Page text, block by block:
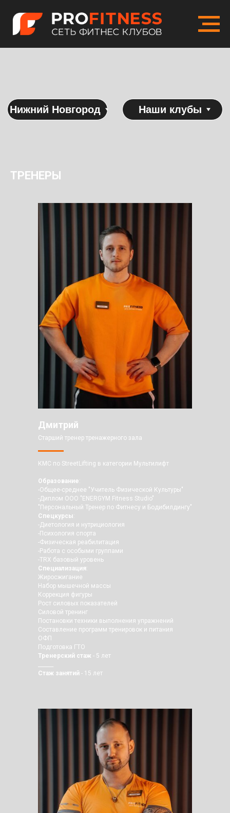
ТРЕНЕРЫ
Дмитрий
Старший тренер тренажерного зала
КМС по StreetLifting в категории Мультилифт
Образование:
-Общее-среднее "Учитель Физической Культуры"
-Диплом ООО "ENERGYM Fitness Studio"
"Персональный Тренер по Фитнесу и Бодибилдингу"
Спецкурсы:
-Диетология и нутрициология
-Психология спорта
-Физическая реабилитация
-Работа с особыми группами
-TRX базовый уровень
Специализация:
Жиросжигание
Набор мышечной массы
Коррекция фигуры
Рост силовых показателей
Силовой тренинг
Постановки техники выполнения упражнений
Составление программ тренировок и питания
ОФП
Подготовка ГТО
Тренерский стаж - 5 лет
Стаж занятий - 15 лет